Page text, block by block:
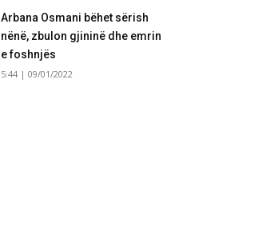
Arbana Osmani bëhet sërish
nënë, zbulon gjininë dhe emrin
e foshnjës
5:44 | 09/01/2022